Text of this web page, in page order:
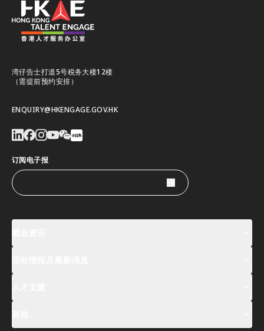
湾仔告士打道5号税务大楼12楼
（需提前预约安排）
ENQUIRY@HKENGAGE.GOV.HK
订阅电子报
薪酬指数
全球人才高峰会周
联络我们